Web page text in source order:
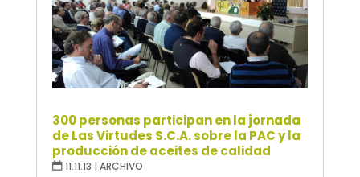
300 personas participan en la jornada
de Las Virtudes S.C.A. sobre la PAC y la
producción de aceites de calidad
11.11.13 | ARCHIVO